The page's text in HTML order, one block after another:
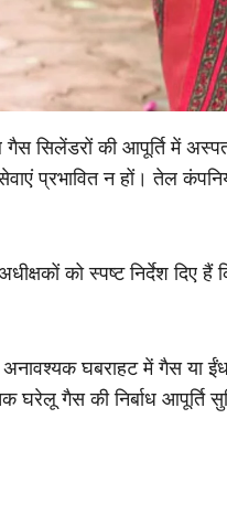
गैस सिलेंडरों की आपूर्ति में
प्रभावित न हों। तेल
को स्पष्ट निर्देश दिए हैं
अनावश्यक घबराहट में गैस या
गैस की निर्बाध आपूर्ति